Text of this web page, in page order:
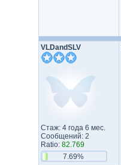
VLDandSLV
Стаж: 4 года 6 мес.
Сообщений: 2
Ratio: 82.769
7.69%